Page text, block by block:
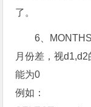
了。
6、
月份差，视
能为0
例如：